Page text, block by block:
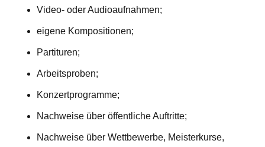
Video- oder Audioaufnahmen;
eigene Kompositionen;
Partituren;
Arbeitsproben;
Konzertprogramme;
Nachweise über öffentliche Auftritte;
Nachweise über Wettbewerbe, Meisterkurse,